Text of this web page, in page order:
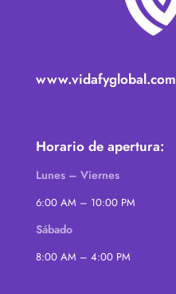
www.vidafyglobal.com
Horario de apertura:
Lunes – Viernes
6:00 AM – 10:00 PM
Sábado
8:00 AM – 4:00 PM